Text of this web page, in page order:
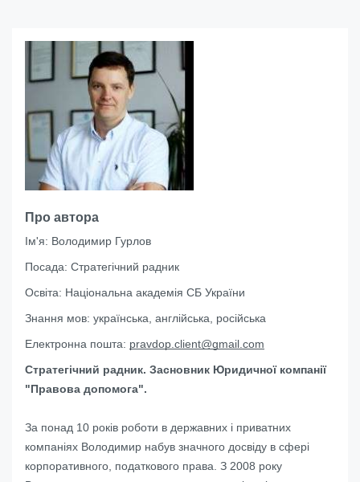
Про автора
Ім'я: Володимир Гурлов
Посада: Стратегічний радник
Освіта: Національна академія СБ України
Знання мов: українська, англійська, російська
Електронна пошта: pravdop.client@gmail.com
Стратегічний радник. Засновник Юридичної компанії
"Правова допомога".
За понад 10 років роботи в державних і приватних
компаніях Володимир набув значного досвіду в сфері
корпоративного, податкового права. З 2008 року